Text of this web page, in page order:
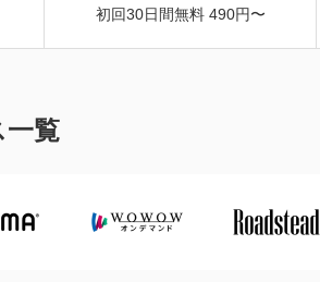
初回30日間無料 490円〜
一覧